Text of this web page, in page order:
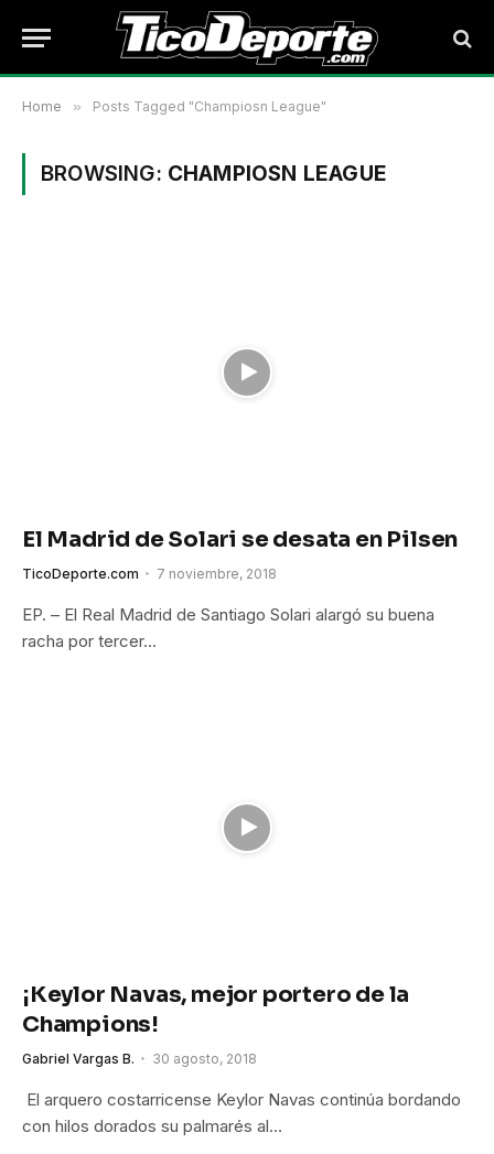
Home » Posts Tagged "Champiosn League"
BROWSING: CHAMPIOSN LEAGUE
El Madrid de Solari se desata en Pilsen
TicoDeporte.com 7 noviembre, 2018
EP. – El Real Madrid de Santiago Solari alargó su buena
racha por tercer…
¡Keylor Navas, mejor portero de la
Champions!
Gabriel Vargas B. 30 agosto, 2018
El arquero costarricense Keylor Navas continúa bordando
con hilos dorados su palmarés al…